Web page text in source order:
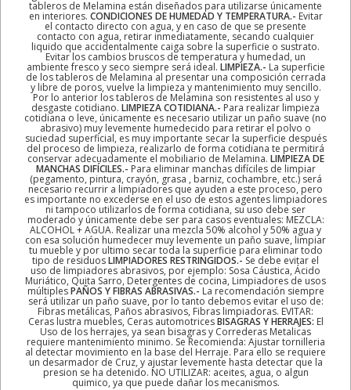
tableros de Melamina están diseñados para utilizarse únicamente
en interiores. CONDICIONES DE HUMEDAD Y TEMPERATURA.- Evitar
el contacto directo con agua, y en caso de que se presente
contacto con agua, retirar inmediatamente, secando cualquier
liquido que accidentalmente caiga sobre la superficie o sustrato.
Evitar los cambios bruscos de temperatura y humedad, un
ambiente fresco y seco siempre será ideal. LIMPIEZA.- La superficie
de los tableros de Melamina al presentar una composición cerrada
y libre de poros, vuelve la limpieza y mantenimiento muy sencillo.
Por lo anterior los tableros de Melamina son resistentes al uso y
desgaste cotidiano. LIMPIEZA COTIDIANA.- Para realizar limpieza
cotidiana o leve, únicamente es necesario utilizar un paño suave (no
abrasivo) muy levemente humedecido para retirar el polvo o
suciedad superficial, es muy importante secar la superficie después
del proceso de limpieza, realizarlo de forma cotidiana te permitirá
conservar adecuadamente el mobiliario de Melamina. LIMPIEZA DE
MANCHAS DIFÍCILES.- Para eliminar manchas difíciles de limpiar
(pegamento, pintura, crayón, grasa , barniz, cochambre, etc.) será
necesario recurrir a limpiadores que ayuden a este proceso, pero
es importante no excederse en el uso de estos agentes limpiadores
ni tampoco utilizarlos de forma cotidiana, su uso debe ser
moderado y únicamente debe ser para casos eventuales: MEZCLA:
ALCOHOL + AGUA. Realizar una mezcla 50% alcohol y 50% agua y
con esa solución humedecer muy levemente un paño suave, limpiar
tu mueble y por ultimo secar toda la superficie para eliminar todo
tipo de residuosLIMPIADORES RESTRINGIDOS.- Se debe evitar el
uso de limpiadores abrasivos, por ejemplo: Sosa Cáustica, Ácido
Muriático, Quita Sarro, Detergentes de cocina, Limpiadores de usos
múltiplesPAÑOS Y FIBRAS ABRASIVAS.- La recomendación siempre
será utilizar un paño suave, por lo tanto debemos evitar el uso de:
Fibras metálicas, Paños abrasivos, Fibras limpiadoras. EVITAR:
Ceras lustra muebles, Ceras automotricesBISAGRAS Y HERRAJES: El
Uso de los herrajes, ya sean bisagras y Correderas Metalicas
requiere mantenimiento minimo. Se Recomienda: Ajustar tornilleria
al detectar movimiento en la base del Herraje. Para ello se requiere
un desarmador de Cruz, y ajustar levemente hasta detectar que la
presion se ha detenido. NO UTILIZAR: aceites, agua, o algun
quimico, ya que puede dañar los mecanismos.